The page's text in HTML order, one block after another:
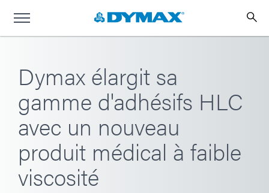
Dymax élargit sa
gamme d'adhésifs HLC
avec un nouveau
produit médical à faible
viscosité